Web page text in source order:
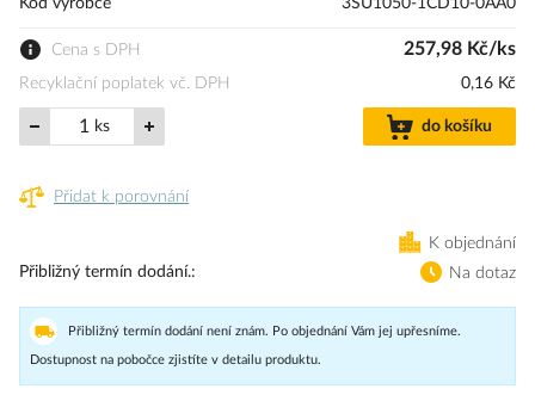
Kód výrobce
3SU1050-1CD10-0AA0
Cena s DPH 257,98 Kč/ks
Recyklační poplatek vč. DPH 0,16 Kč
ks do košíku
Přidat k porovnání
K objednání
Přibližný termín dodání.
Na dotaz
Přibližný termín dodání není znám. Po objednání Vám jej upřesníme.
Dostupnost na pobočce zjistíte v detailu produktu.